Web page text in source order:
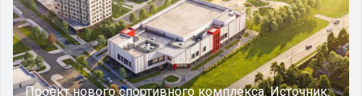
Проект нового спортивного комплекса.Источник: